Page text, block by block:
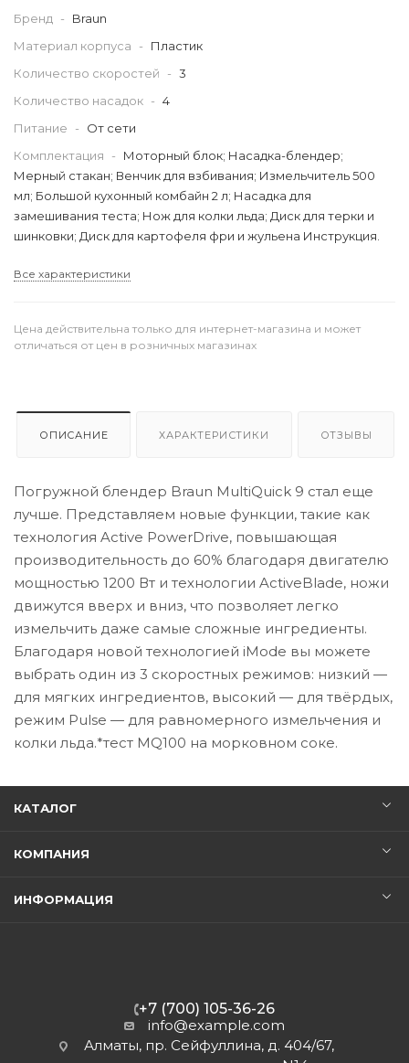
Бренд -
Braun
Материал корпуса
-
Пластик
Количество скоростей
- 3
Количество насадок - 4
Питание
-
От сети
Комплектация
-
Моторный блок; Насадка-блендер;
Мерный стакан; Венчик для взбивания; Измельчитель 500
мл; Большой кухонный комбайн 2 л; Насадка для
замешивания теста; Нож для колки льда; Диск для терки и
шинковки; Диск для картофеля фри и жульена Инструкция.
Все характеристики
Цена действительна только для интернет-магазина и может
отличаться от цен в розничных магазинах
ОПИСАНИЕ ХАРАКТЕРИСТИКИ ОТЗЫВЫ
Погружной блендер Braun MultiQuick 9 стал еще
лучше. Представляем новые функции, такие как
технология Active PowerDrive, повышающая
производительность до 60% благодаря двигателю
мощностью 1200 Вт и технологии ActiveBlade, ножи
движутся вверх и вниз, что позволяет легко
измельчить даже самые сложные ингредиенты.
Благодаря новой технологией iMode вы можете
выбрать один из 3 скоростных режимов: низкий —
для мягких ингредиентов, высокий — для твёрдых,
режим Pulse — для равномерного измельчения и
колки льда.*тест MQ100 на морковном соке.
КАТАЛОГ
КОМПАНИЯ
ИНФОРМАЦИЯ
+7 (700) 105-36-26
info@example.com
Алматы, пр. Сейфуллина, д. 404/67,